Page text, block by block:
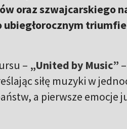
oraz szwajcarskiego
ubiegłorocznym
– „United by Music”
siłę muzyki w
a pierwsze emocje